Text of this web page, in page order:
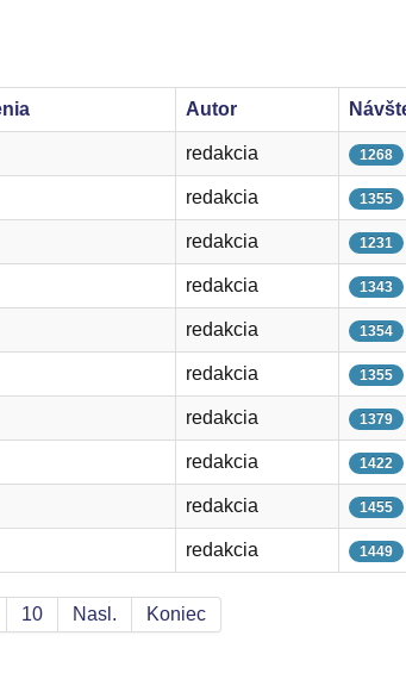
Autor
redakcia 1268
redakcia 1355
redakcia 1231
redakcia 1343
redakcia 1354
redakcia 1355
redakcia 1379
redakcia 1422
redakcia 1455
redakcia 1449
10 Nasl. Koniec